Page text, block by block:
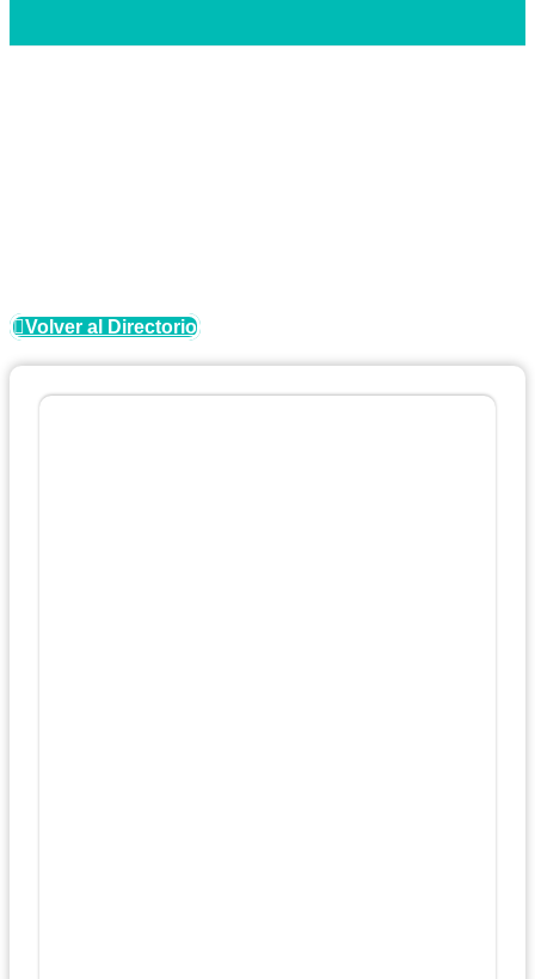
Volver al Directorio